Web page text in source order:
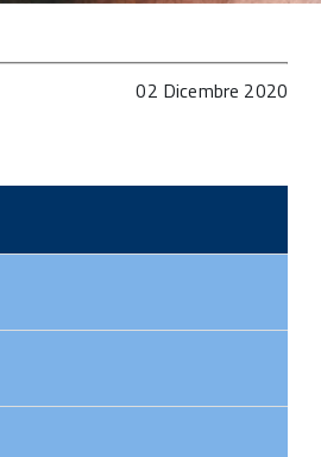
02 Dicembre 2020